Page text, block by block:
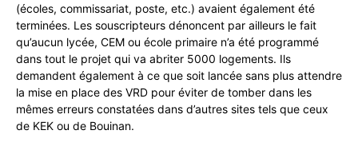
(écoles, commissariat, poste, etc.) avaient également été
terminées. Les souscripteurs dénoncent par ailleurs le fait
qu’aucun lycée, CEM ou école primaire n’a été programmé
dans tout le projet qui va abriter 5000 logements. Ils
demandent également à ce que soit lancée sans plus attendre
la mise en place des VRD pour éviter de tomber dans les
mêmes erreurs constatées dans d’autres sites tels que ceux
de KEK ou de Bouinan.